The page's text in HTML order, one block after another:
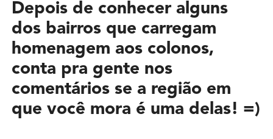
Depois de conhecer alguns
dos bairros que carregam
homenagem aos colonos,
conta pra gente nos
comentários se a região em
que você mora é uma delas! =)